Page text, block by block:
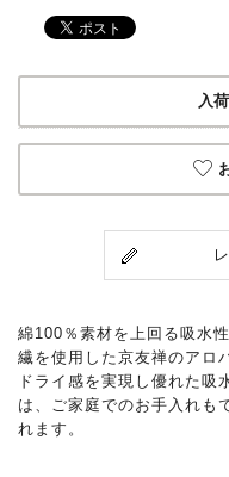
入
綿100％素材を上回る吸水
繊を使用した京友禅のアロ
ドライ感を実現し優れた吸
は、ご家庭でのお手入れも
れます。